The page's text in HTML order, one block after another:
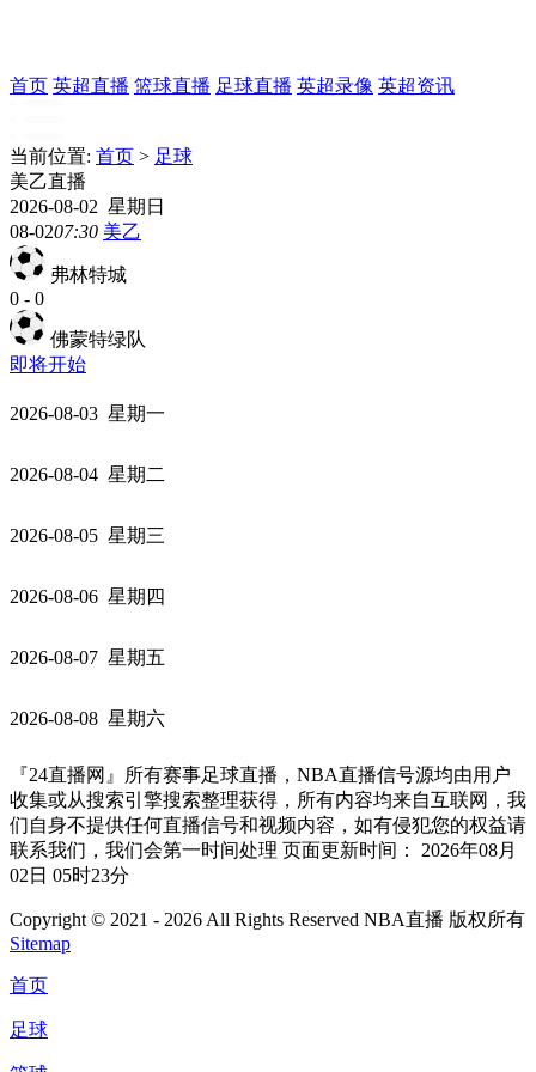
首页 英超直播 篮球直播 足球直播 英超录像 英超资讯
当前位置: 首页 > 足球
美乙直播
2026-08-02 星期日
08-0207:30 美乙
弗林特城
0 - 0
佛蒙特绿队
即将开始
2026-08-03 星期一
2026-08-04 星期二
2026-08-05 星期三
2026-08-06 星期四
2026-08-07 星期五
2026-08-08 星期六
『24直播网』所有赛事足球直播，NBA直播信号源均由用户
收集或从搜索引擎搜索整理获得，所有内容均来自互联网，我
们自身不提供任何直播信号和视频内容，如有侵犯您的权益请
联系我们，我们会第一时间处理 页面更新时间： 2026年08月
02日 05时23分
Copyright © 2021 - 2026 All Rights Reserved NBA直播 版权所有
Sitemap
首页
足球